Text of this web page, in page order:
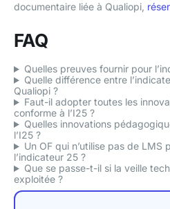
documentaire liée à Qualiopi,
FAQ
Quelles preuves fournir pour
Quelle différence entre
Qualiopi ?
Faut-il adopter toutes les
conforme à l’I25 ?
Quelles innovations
l’I25 ?
Un OF qui n’utilise pas de LMS
l’indicateur 25 ?
Que se passe-t-il si la veille
exploitée ?